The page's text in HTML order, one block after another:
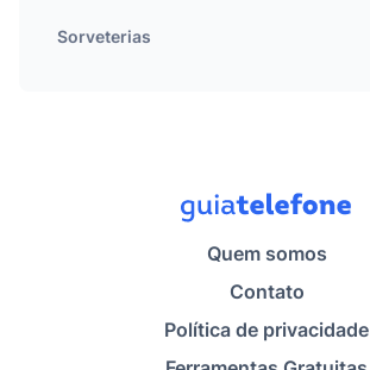
Sorveterias
Quem somos
Contato
Política de privacidade